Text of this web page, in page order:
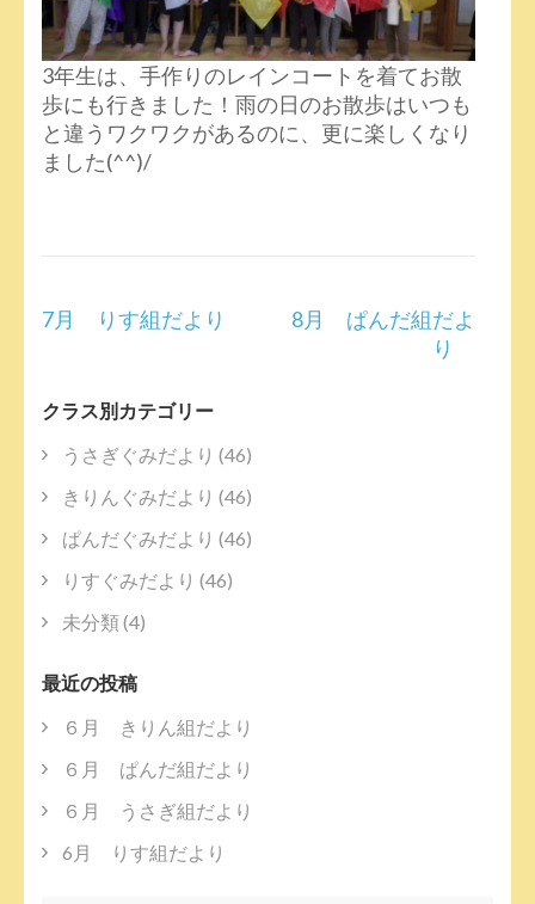
3年生は、手作りのレインコートを着てお散
歩にも行きました！雨の日のお散歩はいつも
と違うワクワクがあるのに、更に楽しくなり
ました(^^)/
投
ビ
ゲ
ー
シ
ョ
ン
7月 りす組だより
8月 ぱんだ組だよ
り
クラス別カテゴリー
うさぎぐみだより (46)
きりんぐみだより (46)
ぱんだぐみだより (46)
りすぐみだより (46)
未分類(4)
最近の投稿
６月 きりん組だより
６月 ぱんだ組だより
６月 うさぎ組だより
6月 りす組だより